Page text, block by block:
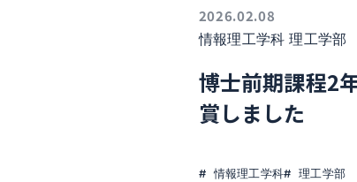
2026.02.08
情報理工学科 理工学部
博士前期課程2
賞しました
情報理工学科 理工学部